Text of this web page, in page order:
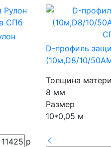
11425 р
D-профиль
(10м,D8/10/
Толщина
8 мм
Размер
10*0,05 м